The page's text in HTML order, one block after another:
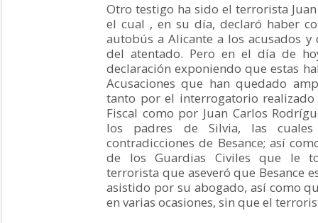
Otro testigo ha sido el terrorista
el cual , en su día, declaró haber
autobús a Alicante a los acusados
del atentado. Pero en el día de
declaración exponiendo que estas
Acusaciones que han quedado
tanto por el interrogatorio
Fiscal como por Juan Carlos
los padres de Silvia, las
contradicciones de Besance; así
de los Guardias Civiles que le
terrorista que aseveró que Besance
asistido por su abogado, así como
en varias ocasiones, sin que el